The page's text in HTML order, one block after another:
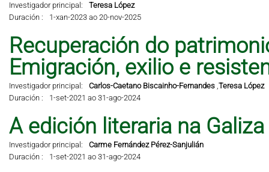
Investigador principal:
Teresa López
Duración :
1-xan-2023 ao 20-nov-2025
Recuperación do
Emigración, exilio e
Investigador principal: Carlos-Caetano Biscainho-Fernandes,Teresa López
Duración :
1-set-2021 ao 31-ago-2024
A edición literaria na
Investigador principal:
Carme Fernández Pérez-Sanjulián
Duración :
1-set-2021 ao 31-ago-2024